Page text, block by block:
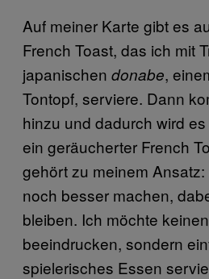
Auf meiner Karte gibt es
French Toast, das ich mit
japanischen donabe,
Tontopf, serviere. Dann
hinzu und dadurch wird
ein geräucherter French
gehört zu meinem
noch besser machen,
bleiben. Ich möchte
beeindrucken, sondern
spielerisches Essen